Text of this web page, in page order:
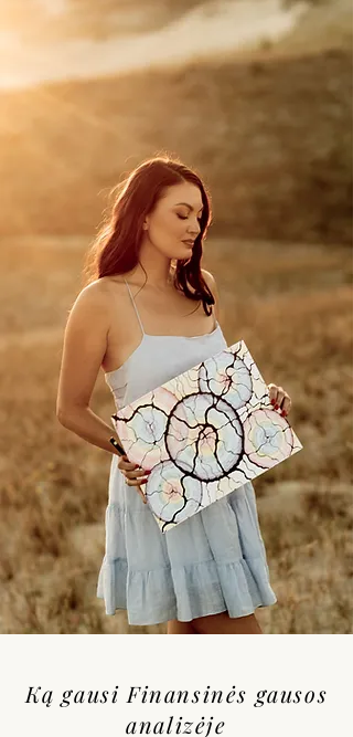
Ką gausi Finansinės gausos
analizėje